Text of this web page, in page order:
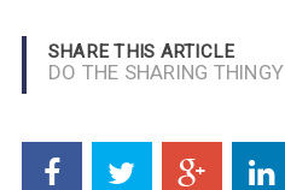
SHARE THIS ARTICLE
DO THE SHARING THINGY